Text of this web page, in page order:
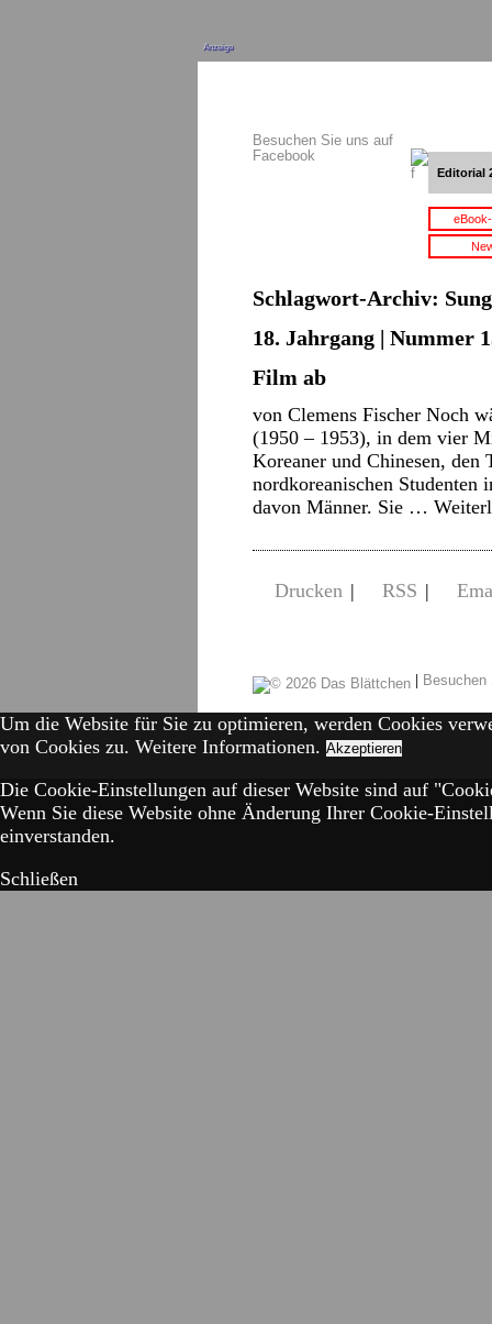
Anzeige
Besuchen Sie uns auf
Facebook
Editorial
Schlagwort-Archiv:
18. Jahrgang | Nummer
Film ab
von Clemens Fischer Noch
(1950 – 1953), in dem vier
Koreaner und Chinesen, den
nordkoreanischen
davon Männer. Sie …
Drucken | RSS |
|
Um die Website für Sie zu optimieren, werden Cookies
von Cookies zu. Weitere Informationen. Akzeptieren
Die Cookie-Einstellungen auf dieser Website sind auf
Wenn Sie diese Website ohne Änderung Ihrer Cookie-
einverstanden.
Schließen